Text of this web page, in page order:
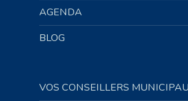
AGENDA
BLOG
VOS CONSEILLERS